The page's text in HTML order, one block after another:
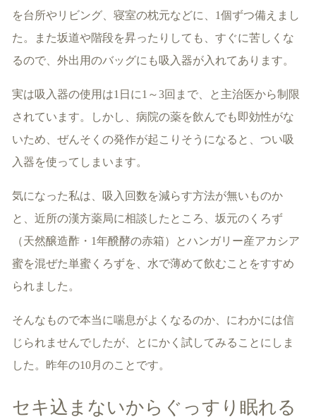
を台所やリビング、寝室の枕元などに、1個ずつ備えまし
た。また坂道や階段を昇ったりしても、すぐに苦しくな
るので、外出用のバッグにも吸入器が入れてあります。
実は吸入器の使用は1日に1～3回まで、と主治医から制限
されています。しかし、病院の薬を飲んでも即効性がな
いため、ぜんそくの発作が起こりそうになると、つい吸
入器を使ってしまいます。
気になった私は、吸入回数を減らす方法が無いものか
と、近所の漢方薬局に相談したところ、坂元のくろず
（天然醸造酢・1年醗酵の赤箱）とハンガリー産アカシア
蜜を混ぜた単蜜くろずを、水で薄めて飲むことをすすめ
られました。
そんなもので本当に喘息がよくなるのか、にわかには信
じられませんでしたが、とにかく試してみることにしま
した。昨年の10月のことです。
セキ込まないからぐっすり眠れる